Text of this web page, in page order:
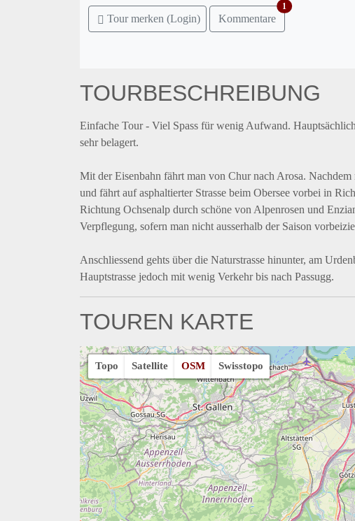
Tour merken (Login) Kommentare
1
TOURBESCHREIBUNG
Einfache Tour - Viel Spass für wenig Aufwand.
sehr belagert.
Mit der Eisenbahn fährt man von Chur nach Arosa.
und fährt auf asphaltierter Strasse beim Obersee vorbei in
Richtung Ochsenalp durch schöne von Alpenrosen und
Verpflegung, sofern man nicht ausserhalb der Saison
Anschliessend gehts über die Naturstrasse hinunter, am
Hauptstrasse jedoch mit wenig Verkehr bis nach Passugg.
TOUREN KARTE
Topo Satellite OSM Swisstopo